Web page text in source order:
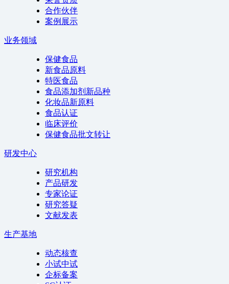
合作伙伴
案例展示
业务领域
保健食品
新食品原料
特医食品
食品添加剂新品种
化妆品新原料
食品认证
临床评价
保健食品批文转让
研发中心
研究机构
产品研发
专家论证
研究答疑
文献发表
生产基地
动态核查
小试中试
企标备案